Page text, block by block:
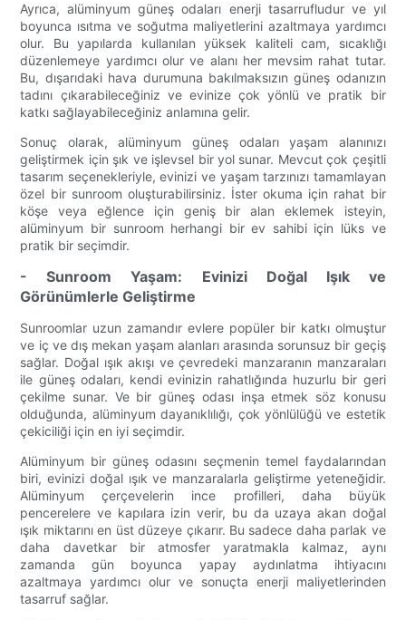
Ayrıca, alüminyum güneş odaları enerji tasarrufludur ve yıl
boyunca ısıtma ve soğutma maliyetlerini azaltmaya yardımcı
olur. Bu yapılarda kullanılan yüksek kaliteli cam, sıcaklığı
düzenlemeye yardımcı olur ve alanı her mevsim rahat tutar.
Bu, dışarıdaki hava durumuna bakılmaksızın güneş odanızın
tadını çıkarabileceğiniz ve evinize çok yönlü ve pratik bir
katkı sağlayabileceğiniz anlamına gelir.
Sonuç olarak, alüminyum güneş odaları yaşam alanınızı
geliştirmek için şık ve işlevsel bir yol sunar. Mevcut çok çeşitli
tasarım seçenekleriyle, evinizi ve yaşam tarzınızı tamamlayan
özel bir sunroom oluşturabilirsiniz. İster okuma için rahat bir
köşe veya eğlence için geniş bir alan eklemek isteyin,
alüminyum bir sunroom herhangi bir ev sahibi için lüks ve
pratik bir seçimdir.
- Sunroom Yaşam: Evinizi Doğal Işık ve
Görünümlerle Geliştirme
Sunroomlar uzun zamandır evlere popüler bir katkı olmuştur
ve iç ve dış mekan yaşam alanları arasında sorunsuz bir geçiş
sağlar. Doğal ışık akışı ve çevredeki manzaranın manzaraları
ile güneş odaları, kendi evinizin rahatlığında huzurlu bir geri
çekilme sunar. Ve bir güneş odası inşa etmek söz konusu
olduğunda, alüminyum dayanıklılığı, çok yönlülüğü ve estetik
çekiciliği için en iyi seçimdir.
Alüminyum bir güneş odasını seçmenin temel faydalarından
biri, evinizi doğal ışık ve manzaralarla geliştirme yeteneğidir.
Alüminyum çerçevelerin ince profilleri, daha büyük
pencerelere ve kapılara izin verir, bu da uzaya akan doğal
ışık miktarını en üst düzeye çıkarır. Bu sadece daha parlak ve
daha davetkar bir atmosfer yaratmakla kalmaz, aynı
zamanda gün boyunca yapay aydınlatma ihtiyacını
azaltmaya yardımcı olur ve sonuçta enerji maliyetlerinden
tasarruf sağlar.